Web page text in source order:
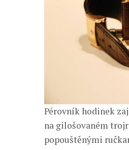
Pérovník hodinek
na gilošovaném
popouštěnými